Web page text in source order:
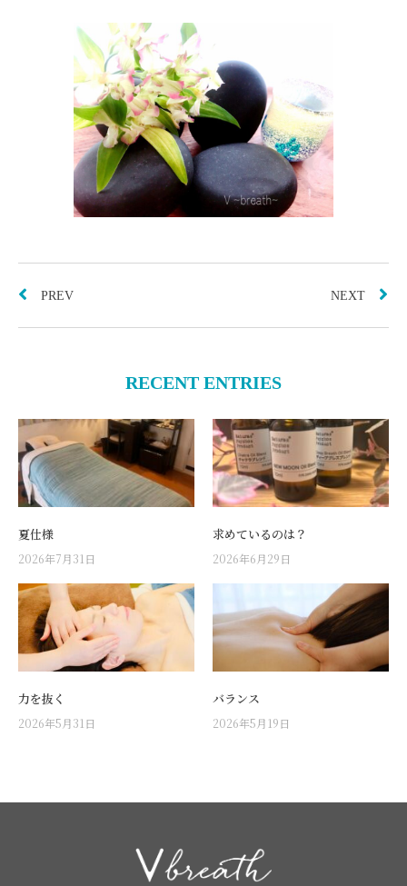
PREV NEXT
RECENT ENTRIES
夏仕様
2026年7月31日
求めているのは？
2026年6月29日
力を抜く
2026年5月31日
バランス
2026年5月19日